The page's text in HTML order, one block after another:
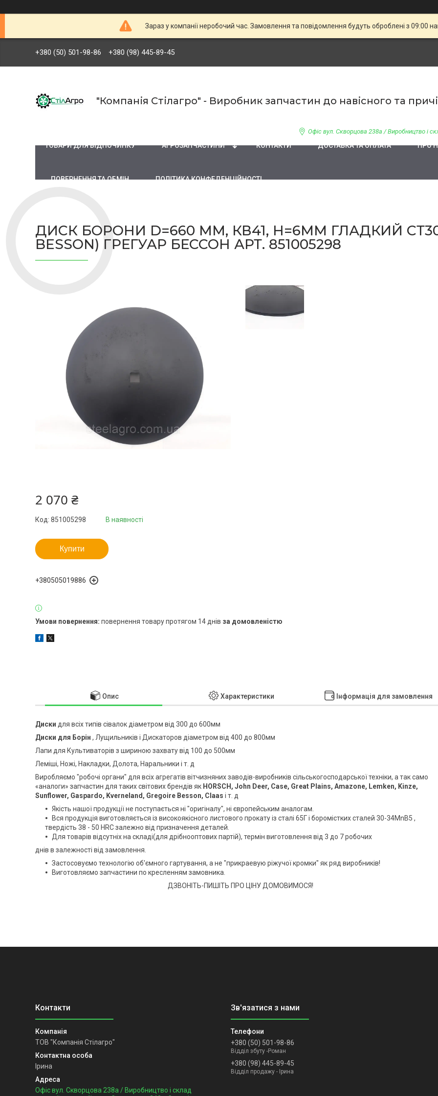
Зараз у компанії неробочий час. Замовлення та повідомлення будуть оброблені з 09:00
+380 (50) 501-98-86 +380 (98) 445-89-45
"Компанія Стілагро" - Виробник запчастин до навісного та
Офіс вул. Скворцова 238а / Виробництво і
ТОВАРИ ДЛЯ ВІДПОЧИНКУ АГРОЗАПЧАСТИНИ КОНТАКТИ ДОСТАВКА ТА ОПЛАТА ПРО
ПОВЕРНЕННЯ ТА ОБМІН ПОЛІТИКА КОНФЕДЕНЦІЙНОСТІ
ДИСК БОРОНИ D=660 ММ, КВ41, H=6ММ ГЛАДКИЙ
BESSON) ГРЕГУАР БЕССОН АРТ. 851005298
2 070 ₴
В наявності
Код: 851005298
Купити
+380505019886
повернення товару протягом 14 днів за домовленістю
Опис Характеристики Інформація для замовлення
Диски для всіх типів сівалок діаметром від 300 до 600мм
Диски для Борін , Лущильників і Дискаторов діаметром від 400 до 800мм
Лапи для Культиваторів з шириною захвату від 100 до 500мм
Леміші, Ножі, Накладки, Долота, Наральники і т. д
Виробляємо "робочі органи" для всіх агрегатів вітчизняних заводів-виробників сільськогосподарської техніки, а так само
«аналоги» запчастин для таких світових брендів як HORSCH, John Deer, Case, Great Plains, Amazone, Lemken, Kinze,
Sunflower, Gaspardo, Kverneland, Gregoire Besson, Claas і т. д
Якість нашої продукції не поступається ні "оригіналу", ні європейським аналогам.
Вся продукція виготовляється із високоякісного листового прокату із сталі 65Г і боромістких сталей 30-34MnB5 ,
твердість 38 - 50 HRC залежно від призначення деталей.
Для товарів відсутніх на складі(для дрібнооптових партій), термін виготовлення від 3 до 7 робочих
днів в залежності від замовлення.
Застосовуємо технологію об'ємного гартування, а не "прикраевую ріжучої кромки" як ряд виробників!
Виготовляємо запчастини по кресленням замовника.
ДЗВОНІТЬ-ПИШІТЬ ПРО ЦІНУ ДОМОВИМОСЯ!
ТОВ "Компанія Стілагро"
Ірина
Офіс вул. Скворцова 238а / Виробництво і склад
+380 (50) 501-98-86
Відділ збуту -Роман
+380 (98) 445-89-45
Відділ продажу - Ірина